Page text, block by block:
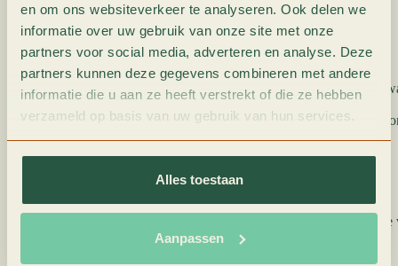
en om ons websiteverkeer te analyseren. Ook delen we
informatie over uw gebruik van onze site met onze
partners voor social media, adverteren en analyse. Deze
partners kunnen deze gegevens combineren met andere
informatie die u aan ze heeft verstrekt of die ze hebben
verzameld op basis van uw gebruik van hun services.
Alles toestaan
Aanpassen
Wat is dan de verkoopprijs?
In deze prijs zit:
12 maanden volledige BOVAG garantie
Onderhoudsbeurt volgens schema
Uitgebreide technisch controle (banden, remmen,
Tenaamstellen kenteken
De meerprijs voor de optionele verkoopprijs ten opzichte
bedraagt € 750,-